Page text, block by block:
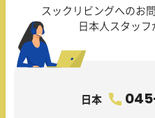
スックリビングへのお
日本人スタッフ
日本